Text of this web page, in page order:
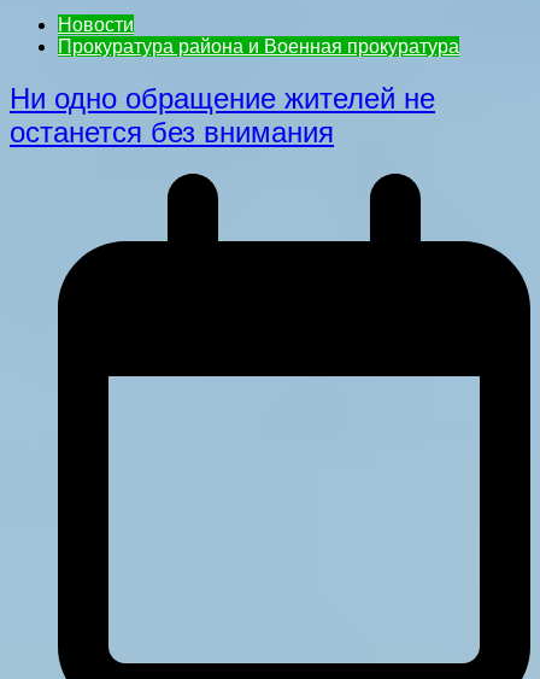
Новости
Прокуратура района и Военная прокуратура
Ни одно обращение жителей не
останется без внимания